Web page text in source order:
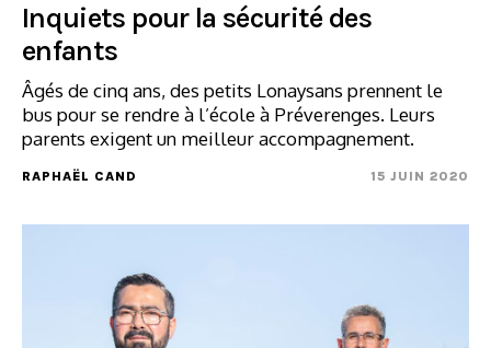
Inquiets pour la sécurité des
enfants
Âgés de cinq ans, des petits Lonaysans prennent le
bus pour se rendre à l’école à Préverenges. Leurs
parents exigent un meilleur accompagnement.
RAPHAËL CAND 15 JUIN 2020